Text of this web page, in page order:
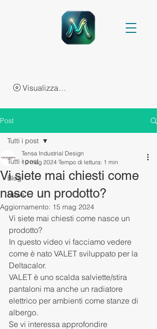
Visualizza punti
Post
Tutti i post
Blog
News
Tutti i post
Vi siete mai chiesti come
nasce un prodotto?
Tensa Industrial Design
10 mag 2024 Tempo di lettura: 1 min
Aggiornamento: 15 mag 2024
Vi siete mai chiesti come nasce un
prodotto?
In questo video vi facciamo vedere
come è nato VALET sviluppato per la
Deltacalor.
VALET è uno scalda salviette/stira
pantaloni ma anche un radiatore
elettrico per ambienti come stanze di
albergo.
Se vi interessa approfondire